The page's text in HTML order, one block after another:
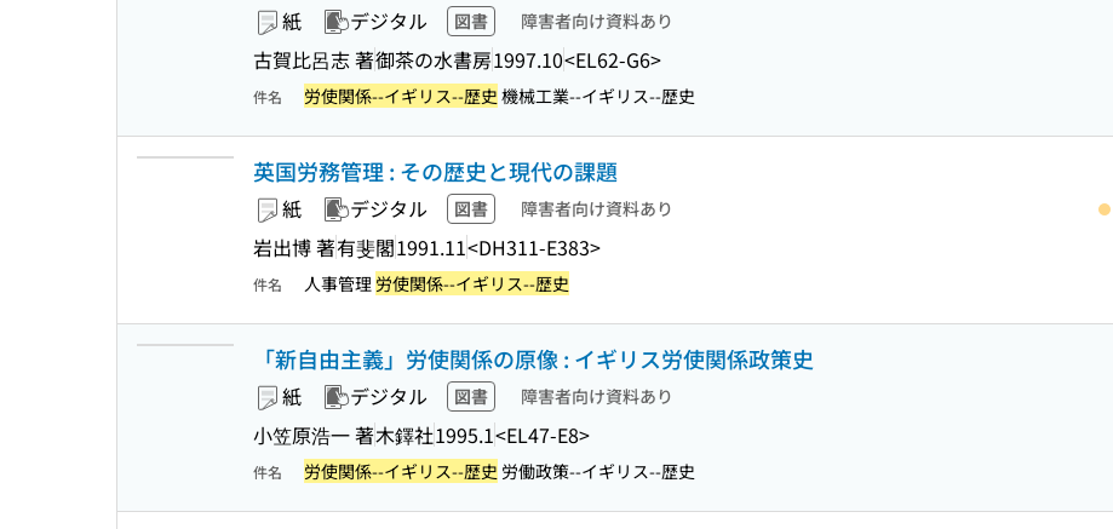
紙 デジタル 図書 障害者向け資料あり
古賀比呂志 著御茶の水書房1997.10<EL62-G6>
件名 労使関係--イギリス--歴史 機械工業--イギリス--歴史
英国労務管理 : その歴史と現代の課題
紙 デジタル 図書 障害者向け資料あり
岩出博 著有斐閣1991.11<DH311-E383>
件名 人事管理 労使関係--イギリス--歴史
「新自由主義」労使関係の原像 : イギリス労使関係政策史
紙 デジタル 図書 障害者向け資料あり
小笠原浩一 著木鐸社1995.1<EL47-E8>
件名 労使関係--イギリス--歴史 労働政策--イギリス--歴史